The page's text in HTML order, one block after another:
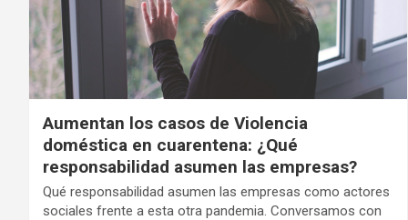
Aumentan los casos de Violencia
doméstica en cuarentena: ¿Qué
responsabilidad asumen las empresas?
Qué responsabilidad asumen las empresas como actores
sociales frente a esta otra pandemia. Conversamos con